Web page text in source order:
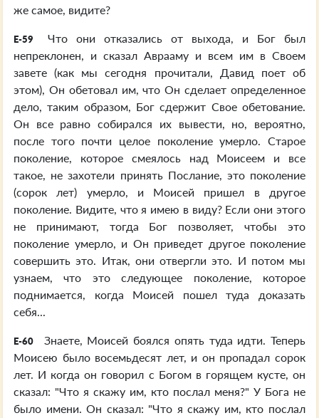
же самое, видите?
E-59
Что они отказались от выхода, и Бог был
непреклонен, и сказал Аврааму и всем им в Своем
завете (как мы сегодня прочитали, Давид поет об
этом), Он обетовал им, что Он сделает определенное
дело, таким образом, Бог сдержит Свое обетование.
Он все равно собирался их вывести, но, вероятно,
после того почти целое поколение умерло. Старое
поколение, которое смеялось над Моисеем и все
такое, не захотели принять Послание, это поколение
(сорок лет) умерло, и Моисей пришел в другое
поколение. Видите, что я имею в виду? Если они этого
не принимают, тогда Бог позволяет, чтобы это
поколение умерло, и Он приведет другое поколение
совершить это. Итак, они отвергли это. И потом мы
узнаем, что это следующее поколение, которое
поднимается, когда Моисей пошел туда доказать
себя...
E-60
Знаете, Моисей боялся опять туда идти. Теперь
Моисею было восемьдесят лет, и он пропадал сорок
лет. И когда он говорил с Богом в горящем кусте, он
сказал: "Что я скажу им, кто послал меня?" У Бога не
было имени. Он сказал: "Что я скажу им, кто послал